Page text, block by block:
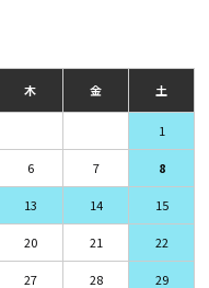
木 金 土
1
6 7 8
13 14 15
20 21 22
27 28 29